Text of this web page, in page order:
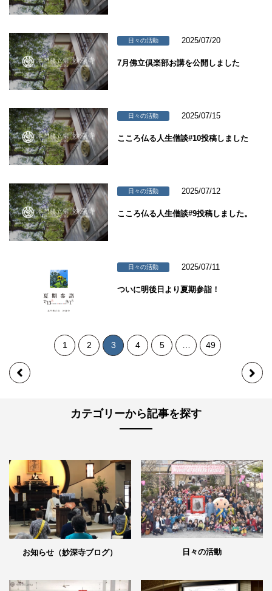
日々の活動 2025/07/20
7月佛立倶楽部お講を公開しました
日々の活動 2025/07/15
こころ仏る人生僧談#10投稿しました
日々の活動 2025/07/12
こころ仏る人生僧談#9投稿しました。
日々の活動 2025/07/11
ついに明後日より夏期参詣！
1 2 3 4 5 49
カテゴリーから記事を探す
お知らせ（妙深寺ブログ） 日々の活動